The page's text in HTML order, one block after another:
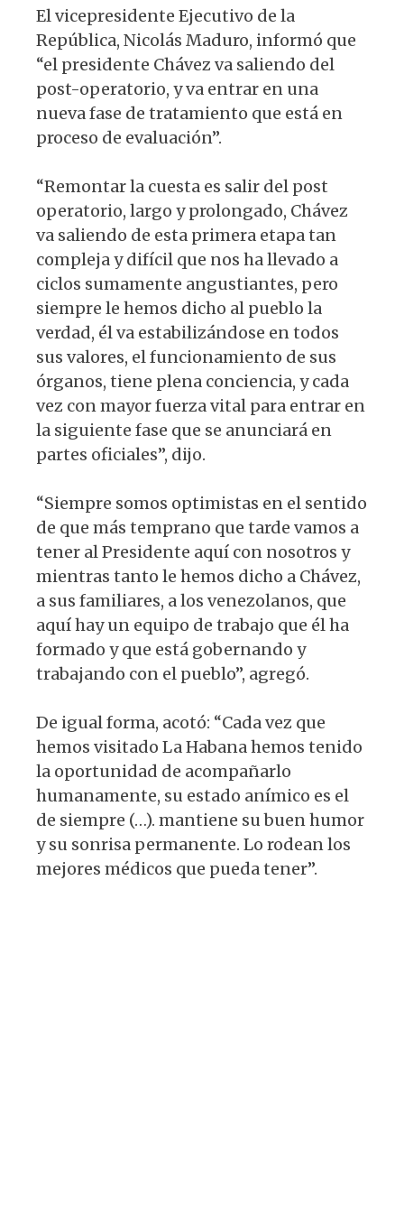
El vicepresidente Ejecutivo de la
República, Nicolás Maduro, informó que
“el presidente Chávez va saliendo del
post-operatorio, y va entrar en una
nueva fase de tratamiento que está en
proceso de evaluación”.
“Remontar la cuesta es salir del post
operatorio, largo y prolongado, Chávez
va saliendo de esta primera etapa tan
compleja y difícil que nos ha llevado a
ciclos sumamente angustiantes, pero
siempre le hemos dicho al pueblo la
verdad, él va estabilizándose en todos
sus valores, el funcionamiento de sus
órganos, tiene plena conciencia, y cada
vez con mayor fuerza vital para entrar en
la siguiente fase que se anunciará en
partes oficiales”, dijo.
“Siempre somos optimistas en el sentido
de que más temprano que tarde vamos a
tener al Presidente aquí con nosotros y
mientras tanto le hemos dicho a Chávez,
a sus familiares, a los venezolanos, que
aquí hay un equipo de trabajo que él ha
formado y que está gobernando y
trabajando con el pueblo”, agregó.
De igual forma, acotó: “Cada vez que
hemos visitado La Habana hemos tenido
la oportunidad de acompañarlo
humanamente, su estado anímico es el
de siempre (…). mantiene su buen humor
y su sonrisa permanente. Lo rodean los
mejores médicos que pueda tener”.